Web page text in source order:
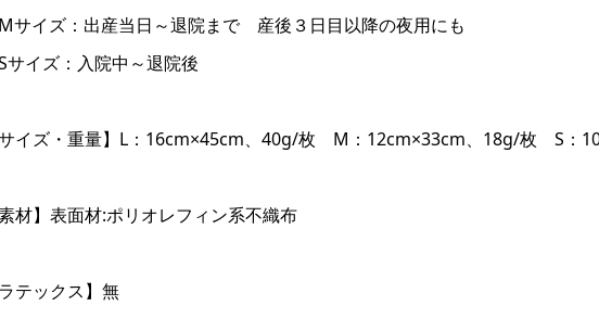
サイズ：出産当日～退院まで 産後３日目以降の夜用にも
サイズ：入院中～退院後
イズ・重量】L：16cm×45cm、40g/枚 M：12cm×33cm、18g/枚 S：
材】表面材:ポリオレフィン系不織布
テックス】無